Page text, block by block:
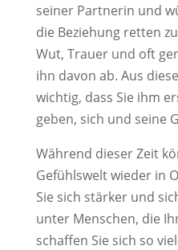
seiner Partnerin und
die Beziehung retten
Wut, Trauer und oft
ihn davon ab. Aus
wichtig, dass Sie ihm
geben, sich und seine
Während dieser Zeit
Gefühlswelt wieder in
Sie sich stärker und
unter Menschen, die
schaffen Sie sich so